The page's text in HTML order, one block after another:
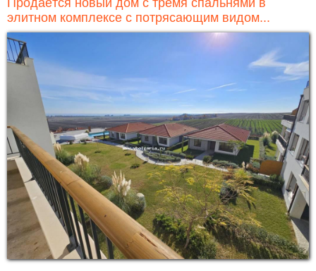
Продаётся новый дом с тремя спальнями в
элитном комплексе с потрясающим видом...